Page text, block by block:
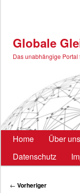
Globale
Das unabhängige
Hauptmenü
Home Über uns
Datenschutz
Beitragsnavigation
← Vorheriger